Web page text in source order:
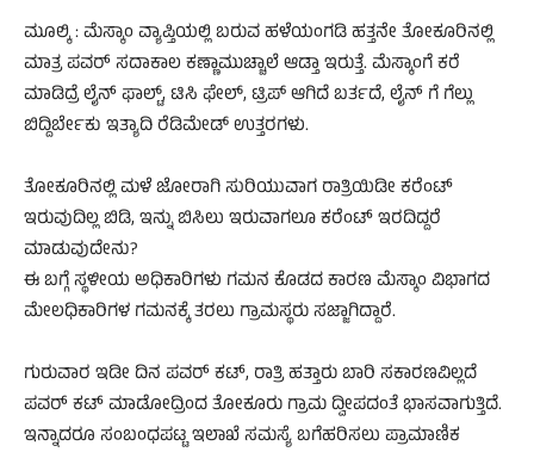
ಮೂಲ್ಕಿ : ಮೆಸ್ಕಾಂ ವ್ಯಾಪ್ತಿಯಲ್ಲಿ ಬರುವ ಹಳೆಯಂಗಡಿ ಹತ್ತನೇ ತೋಕೂರಿನಲ್ಲಿ
ಮಾತ್ರ ಪವರ್ ಸದಾಕಾಲ ಕಣ್ಣಾಮುಚ್ಚಾಲೆ ಆಡ್ತಾ ಇರುತ್ತೆ. ಮೆಸ್ಕಾಂಗೆ ಕರೆ
ಮಾಡಿದ್ರೆ ಲೈನ್ ಫಾಲ್ಟ್, ಟಿಸಿ ಫೇಲ್, ಟ್ರಿಪ್ ಆಗಿದೆ ಬರ್ತದೆ, ಲೈನ್ ಗೆ ಗೆಲ್ಲು
ಬಿದ್ದಿರ್ಬೇಕು ಇತ್ಯಾದಿ ರೆಡಿಮೇಡ್ ಉತ್ತರಗಳು.
ತೋಕೂರಿನಲ್ಲಿ ಮಳೆ ಜೋರಾಗಿ ಸುರಿಯುವಾಗ ರಾತ್ರಿಯಿಡೀ ಕರೆಂಟ್
ಇರುವುದಿಲ್ಲ ಬಿಡಿ, ಇನ್ನು ಬಿಸಿಲು ಇರುವಾಗಲೂ ಕರೆಂಟ್ ಇರದಿದ್ದರೆ
ಮಾಡುವುದೇನು?
ಈ ಬಗ್ಗೆ ಸ್ಥಳೀಯ ಅಧಿಕಾರಿಗಳು ಗಮನ ಕೊಡದ ಕಾರಣ ಮೆಸ್ಕಾಂ ವಿಭಾಗದ
ಮೇಲಧಿಕಾರಿಗಳ ಗಮನಕ್ಕೆ ತರಲು ಗ್ರಾಮಸ್ಥರು ಸಜ್ಜಾಗಿದ್ದಾರೆ.
ಗುರುವಾರ ಇಡೀ ದಿನ ಪವರ್ ಕಟ್, ರಾತ್ರಿ ಹತ್ತಾರು ಬಾರಿ ಸಕಾರಣವಿಲ್ಲದೆ
ಪವರ್ ಕಟ್ ಮಾಡೋದ್ರಿಂದ ತೋಕೂರು ಗ್ರಾಮ ದ್ವೀಪದಂತೆ ಭಾಸವಾಗುತ್ತಿದೆ.
ಇನ್ನಾದರೂ ಸಂಬಂಧಪಟ್ಟ ಇಲಾಖೆ ಸಮಸ್ಯೆ ಬಗೆಹರಿಸಲು ಪ್ರಾಮಾಣಿಕ